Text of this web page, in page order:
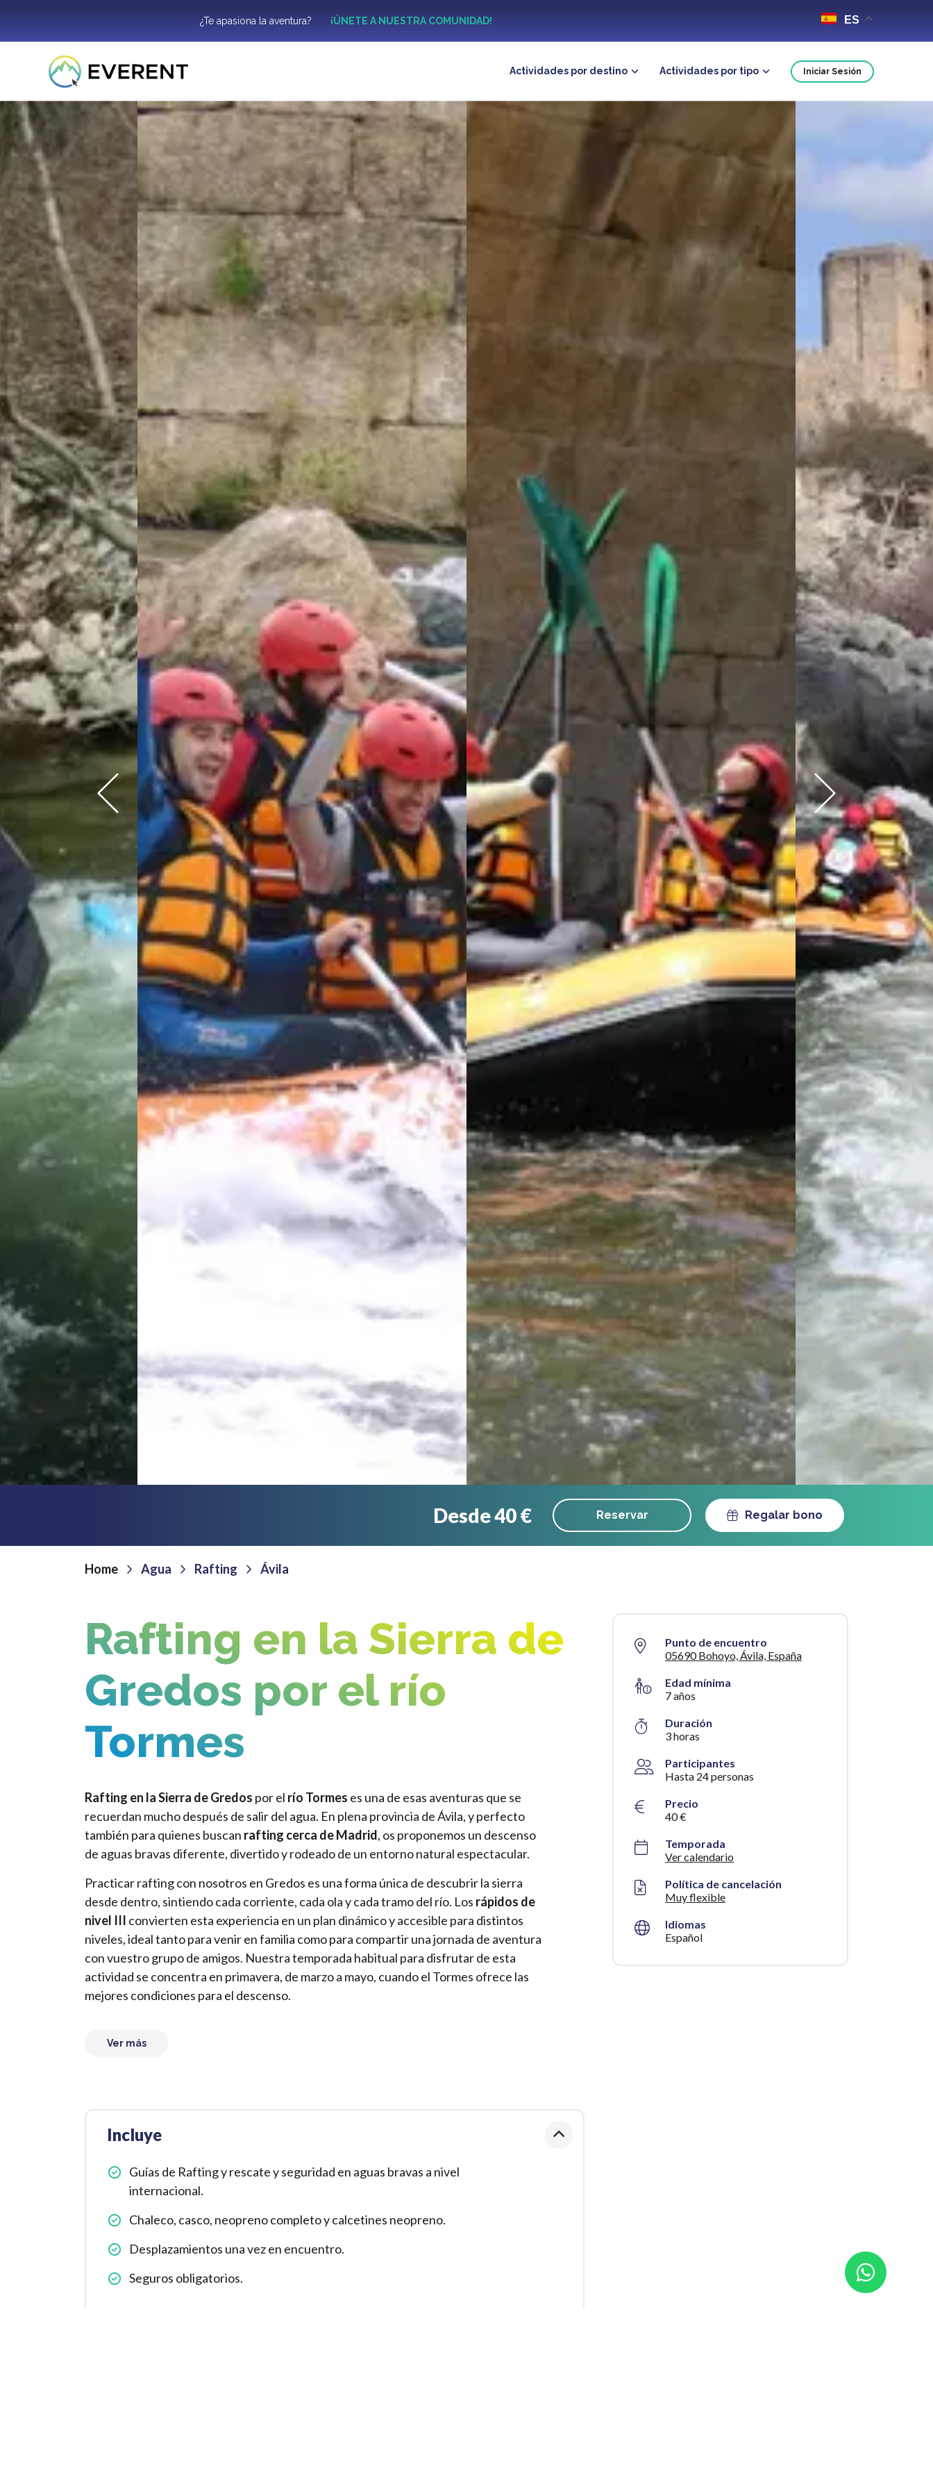
¿Te apasiona la aventura? ¡ÚNETE A NUESTRA COMUNIDAD! ES
Actividades por destino Actividades por tipo Iniciar Sesión
Desde 40 € Reservar Regalar bono
Home Agua Rafting Ávila
Rafting en la Sierra de
Gredos por el río
Tormes
Rafting en la Sierra de Gredos por el río Tormes es una de esas aventuras que se
recuerdan mucho después de salir del agua. En plena provincia de Ávila, y perfecto
también para quienes buscan rafting cerca de Madrid, os proponemos un descenso
de aguas bravas diferente, divertido y rodeado de un entorno natural espectacular.
Practicar rafting con nosotros en Gredos es una forma única de descubrir la sierra
desde dentro, sintiendo cada corriente, cada ola y cada tramo del río. Los rápidos de
nivel III convierten esta experiencia en un plan dinámico y accesible para distintos
niveles, ideal tanto para venir en familia como para compartir una jornada de aventura
con vuestro grupo de amigos. Nuestra temporada habitual para disfrutar de esta
actividad se concentra en primavera, de marzo a mayo, cuando el Tormes ofrece las
mejores condiciones para el descenso.
Ver más
Incluye
Guías de Rafting y rescate y seguridad en aguas bravas a nivel
internacional.
Chaleco, casco, neopreno completo y calcetines neopreno.
Desplazamientos una vez en encuentro.
Seguros obligatorios.
Punto de encuentro
05690 Bohoyo, Ávila, España
Edad mínima
7 años
Duración
3 horas
Participantes
Hasta 24 personas
Precio
40 €
Temporada
Ver calendario
Política de cancelación
Muy flexible
Idiomas
Español